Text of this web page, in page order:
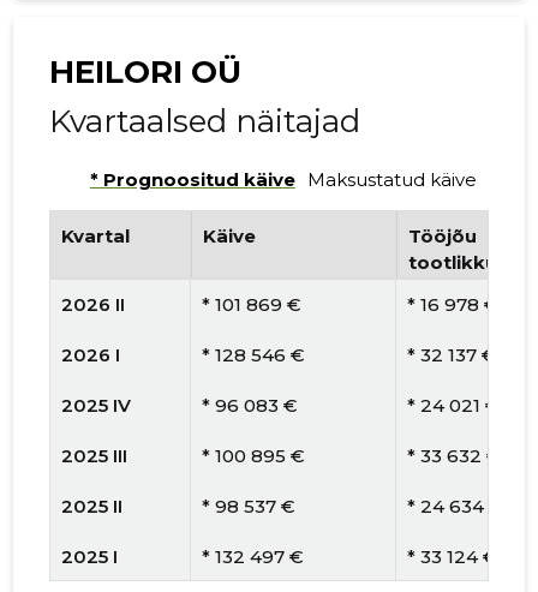
HEILORI OÜ
Kvartaalsed näitajad
* Prognoositud käive Maksustatud käive
Kvartal Käive
Tööjõu
tootlikkus
2026 II
* 101 869 € * 16 978 €
2026 I * 128 546 € * 32 137 €
2025 IV * 96 083 € * 24 021 €
2025 III * 100 895 € * 33 632 €
2025 II * 98 537 € * 24 634 €
2025 I * 132 497 € * 33 124 €